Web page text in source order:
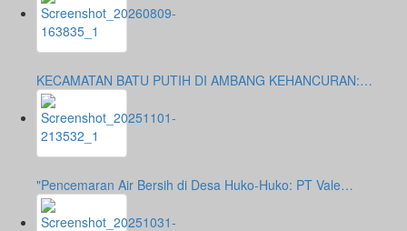
KECAMATAN BATU PUTIH DI AMBANG KEHANCURAN:…
"Pencemaran Air Bersih di Desa Huko-Huko: PT Vale…